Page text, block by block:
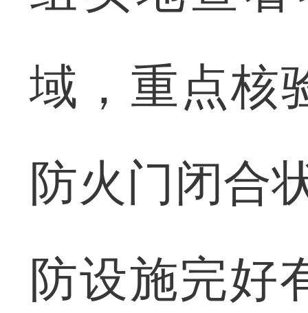
域，重点核
防火门闭合
防设施完好